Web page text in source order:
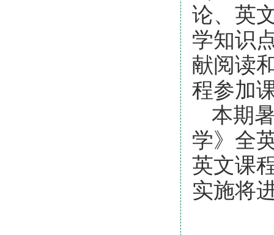
论、英
学知识
献阅读
程参加
本期
学》全
英文课
实施将